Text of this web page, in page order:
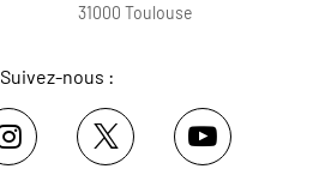
31000 Toulouse
Suivez-nous :